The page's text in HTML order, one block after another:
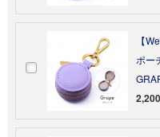
【
ポー